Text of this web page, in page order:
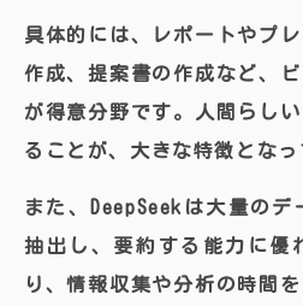
具体的には、レポートやプ
作成、提案書の作成など、
が得意分野です。人間らし
ることが、大きな特徴となっ
また、DeepSeekは大量の
抽出し、要約する能力に優
り、情報収集や分析の時間